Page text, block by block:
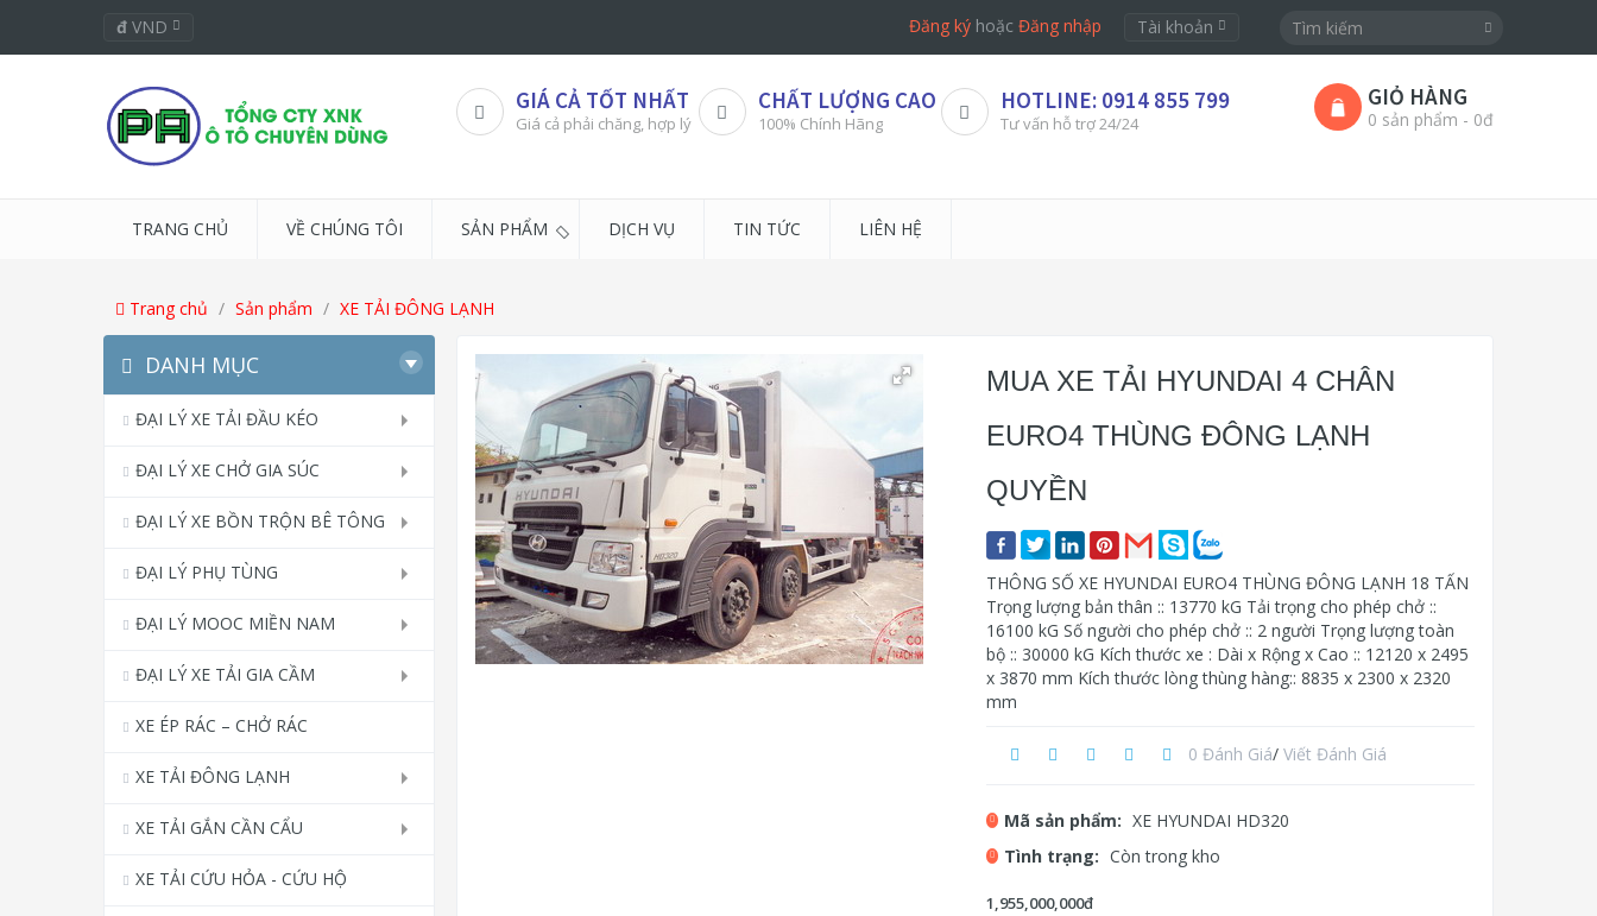
đ VND Đăng ký hoặcĐăng nhập Tài khoản
GIÁ CẢ TỐT NHẤT
Giá cả phải chăng, hợp lý
CHẤT LƯỢNG CAO
100% Chính Hãng
HOTLINE: 0914 855 799
Tư vấn hỗ trợ 24/24
GIỎ HÀNG
0 sản phẩm - 0đ
TRANG CHỦ VỀ CHÚNG TÔI SẢN PHẨM DỊCH VỤ TIN TỨC LIÊN HỆ
Trang chủ Sản phẩm XE TẢI ĐÔNG LẠNH
DANH MỤC
ĐẠI LÝ XE TẢI ĐẦU KÉO
ĐẠI LÝ XE CHỞ GIA SÚC
ĐẠI LÝ XE BỒN TRỘN BÊ TÔNG
ĐẠI LÝ PHỤ TÙNG
ĐẠI LÝ MOOC MIỀN NAM
ĐẠI LÝ XE TẢI GIA CẦM
XE ÉP RÁC – CHỞ RÁC
XE TẢI ĐÔNG LẠNH
XE TẢI GẮN CẦN CẨU
XE TẢI CỨU HỎA - CỨU HỘ
MUA XE TẢI HYUNDAI 4 CHÂN
EURO4 THÙNG ĐÔNG LẠNH
QUYỀN
THÔNG SỐ XE HYUNDAI EURO4 THÙNG ĐÔNG LẠNH 18 TẤN
Trọng lượng bản thân :: 13770 kG Tải trọng cho phép chở ::
16100 kG Số người cho phép chở :: 2 người Trọng lượng toàn
bộ :: 30000 kG Kích thước xe : Dài x Rộng x Cao :: 12120 x 2495
x 3870 mm Kích thước lòng thùng hàng:: 8835 x 2300 x 2320
mm
0 Đánh Giá/ Viết Đánh Giá
Mã sản phẩm: XE HYUNDAI HD320
Tình trạng: Còn trong kho
1,955,000,000đ